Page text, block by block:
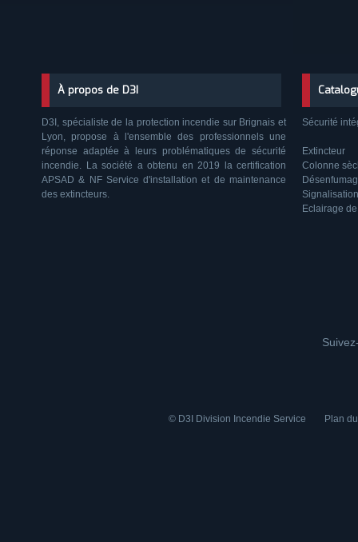
À propos de D3I
D3I, spécialiste de la protection incendie sur Brignais et
Lyon, propose à l'ensemble des professionnels une
réponse adaptée à leurs problématiques de sécurité
incendie. La société a obtenu en 2019 la certification
APSAD & NF Service d'installation et de maintenance
des extincteurs.
Sécurité
Extincteur
Colonne
Signalisation
Eclairage
© D3I Division Incendie Service Plan